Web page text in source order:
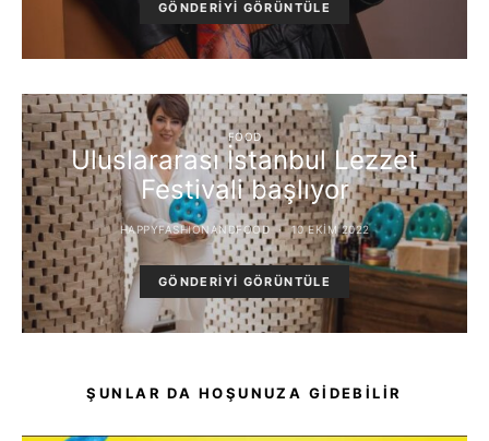
GÖNDERIYI GÖRÜNTÜLE
FOOD
Uluslararası İstanbul Lezzet
Festivali başlıyor
HAPPYFASHIONANDFOOD 10 EKIM 2022
GÖNDERIYI GÖRÜNTÜLE
ŞUNLAR DA HOŞUNUZA GIDEBILIR